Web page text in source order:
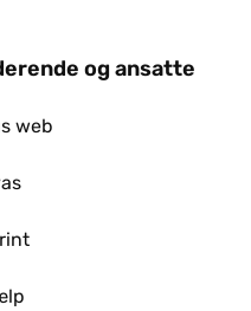
og ansatte
web